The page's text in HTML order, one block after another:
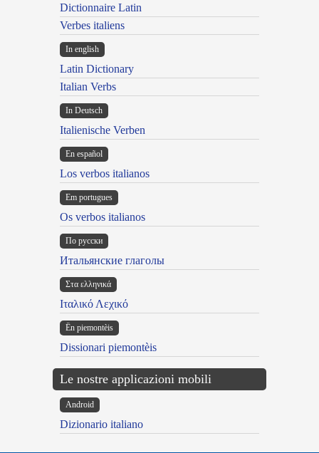
Dictionnaire Latin
Verbes italiens
In english
Latin Dictionary
Italian Verbs
In Deutsch
Italienische Verben
En español
Los verbos italianos
Em portugues
Os verbos italianos
По русски
Итальянские глаголы
Στα ελληνικά
Ιταλικό Λεχικό
Ën piemontèis
Dissionari piemontèis
Le nostre applicazioni mobili
Android
Dizionario italiano